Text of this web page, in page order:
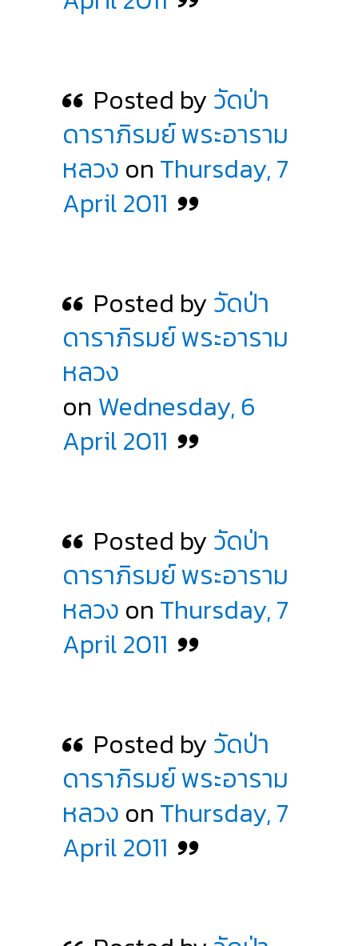
Posted by วัดป่า
ดาราภิรมย์ พระอาราม
หลวง on Thursday, 7
April 2011
Posted by วัดป่า
ดาราภิรมย์ พระอาราม
หลวง
on Wednesday, 6
April 2011
Posted by วัดป่า
ดาราภิรมย์ พระอาราม
หลวง on Thursday, 7
April 2011
Posted by วัดป่า
ดาราภิรมย์ พระอาราม
หลวง on Thursday, 7
April 2011